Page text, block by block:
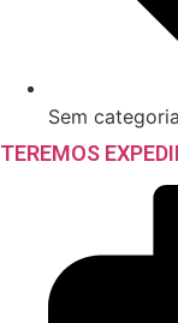
Sem categoria
TEREMOS